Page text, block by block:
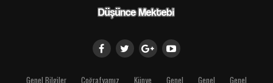
Genel Bilgiler Coğrafyamız Künye Genel Genel Genel